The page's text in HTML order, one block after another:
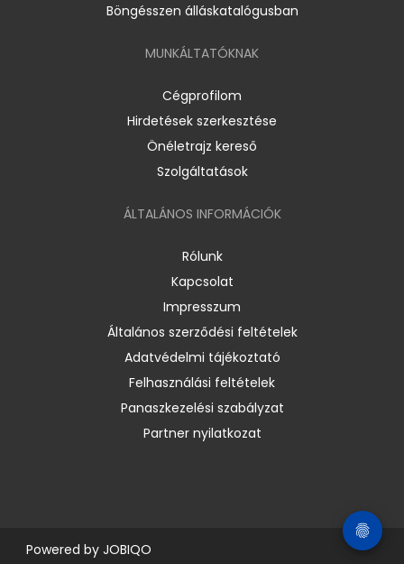
Böngésszen álláskatalógusban
MUNKÁLTATÓKNAK
Cégprofilom
Hirdetések szerkesztése
Önéletrajz kereső
Szolgáltatások
ÁLTALÁNOS INFORMÁCIÓK
Rólunk
Kapcsolat
Impresszum
Általános szerződési feltételek
Adatvédelmi tájékoztató
Felhasználási feltételek
Panaszkezelési szabályzat
Partner nyilatkozat
Powered by JOBIQO